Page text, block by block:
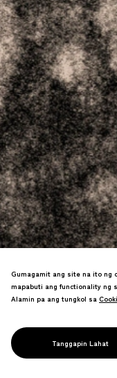
DESIGN FOR
Gumagamit ang site na ito ng
mapabuti ang functionality ng
Alamin pa ang tungkol sa
Tanggapin Lahat